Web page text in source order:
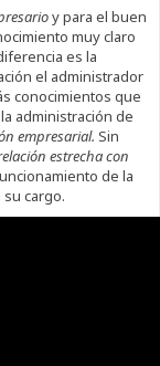
y para el buen
muy claro
es la
el administrador
conocimientos que
administración de
empresarial. Sin
estrecha con
de la
cargo.